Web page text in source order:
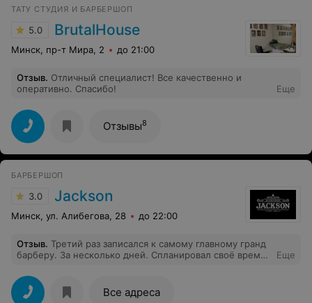
ТАТУ СТУДИЯ И БАРБЕРШОП
5.0 BrutalHouse
Минск, пр-т Мира, 2 до 21:00
Отзыв. Отличный специалист! Все качественно и
оперативно. Спасибо!
Еще
Отзывы8
БАРБЕРШОП
3.0 Jackson
Минск, ул. Алибегова, 28 до 22:00
Отзыв. Третий раз записался к самому главному гранд
барберу. За несколько дней. Спланировал своё время.
перезвонили. Снова предложили другого мастера.
Зачем тогда есть к нему запись - не понятно.
Еще
Все адреса